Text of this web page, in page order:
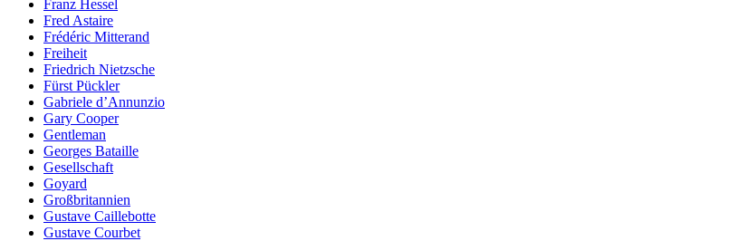
Franz Hessel
Fred Astaire
Frédéric Mitterand
Freiheit
Friedrich Nietzsche
Fürst Pückler
Gabriele d’Annunzio
Gary Cooper
Gentleman
Georges Bataille
Gesellschaft
Goyard
Großbritannien
Gustave Caillebotte
Gustave Courbet